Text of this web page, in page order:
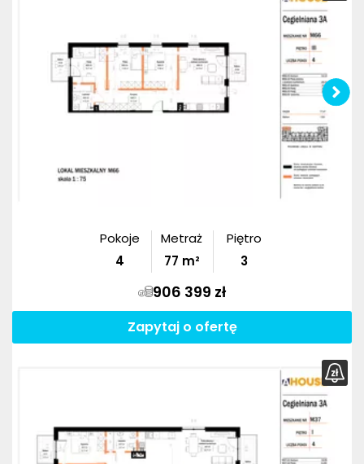
Pokoje
4
Metraż
77 m²
Piętro
3
906 399 zł
Zapytaj o ofertę